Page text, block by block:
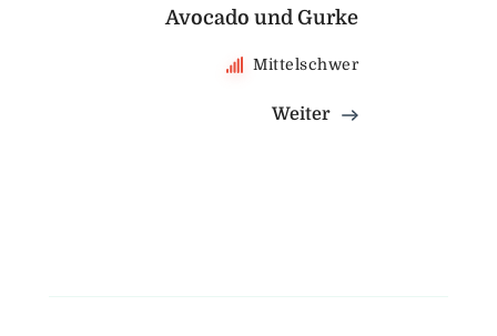
Avocado und Gurke
Mittelschwer
Weiter